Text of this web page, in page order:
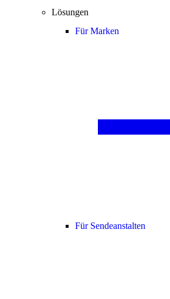
Lösungen
Für Marken
Für Sendeanstalten